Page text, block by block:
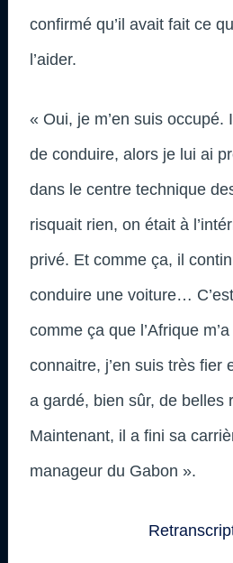
confirmé qu’il avait fait ce
l’aider.
« Oui, je m’en suis occupé.
de conduire, alors je lui ai
dans le centre technique
risquait rien, on était à
privé. Et comme ça, il
conduire une voiture…
comme ça que l’Afrique
connaitre, j’en suis très fier
a gardé, bien sûr, de belles
Maintenant, il a fini sa
manageur du Gabon ».